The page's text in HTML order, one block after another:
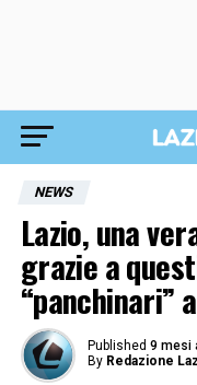
NEWS
Lazio, una
grazie a
“panchinari”
Published 9 mesi
By Redazione